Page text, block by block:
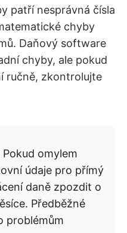
patří nesprávná čísla
chyby
Daňový software
chyby, ale pokud
ručně, zkontrolujte
Pokud omylem
údaje pro přímý
daně zpozdit o
Předběžné
problémům